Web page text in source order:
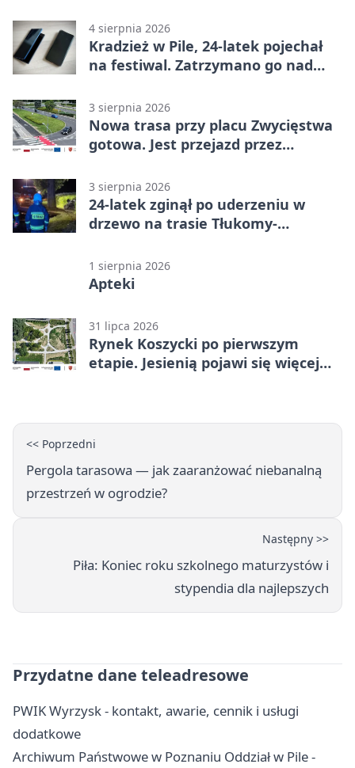
4 sierpnia 2026
Kradzież w Pile, 24-latek pojechał
na festiwal. Zatrzymano go nad
3 sierpnia 2026
Nowa trasa przy placu Zwycięstwa
gotowa. Jest przejazd przez
3 sierpnia 2026
24-latek zginął po uderzeniu w
drzewo na trasie Tłukomy-
1 sierpnia 2026
Apteki
31 lipca 2026
Rynek Koszycki po pierwszym
etapie. Jesienią pojawi się więcej
<< Poprzedni
Pergola tarasowa — jak zaaranżować niebanalną
przestrzeń w ogrodzie?
Następny >>
Piła: Koniec roku szkolnego maturzystów i
stypendia dla najlepszych
Przydatne dane teleadresowe
PWIK Wyrzysk - kontakt, awarie, cennik i usługi
dodatkowe
Archiwum Państwowe w Poznaniu Oddział w Pile -